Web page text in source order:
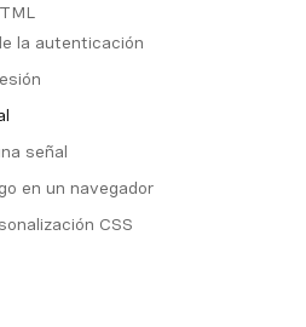
la autenticación
señal
en un navegador
CSS